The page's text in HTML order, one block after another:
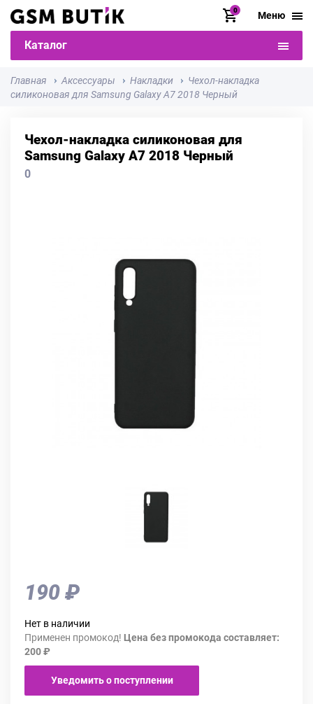
0 Меню
Каталог
Главная Аксессуары Накладки
Чехол-накладка
силиконовая для Samsung Galaxy A7 2018 Черный
Чехол-накладка силиконовая для
Samsung Galaxy A7 2018 Черный
0
190 ₽
Нет в наличии
Применен промокод! Цена без промокода составляет:
200 ₽
Уведомить о поступлении